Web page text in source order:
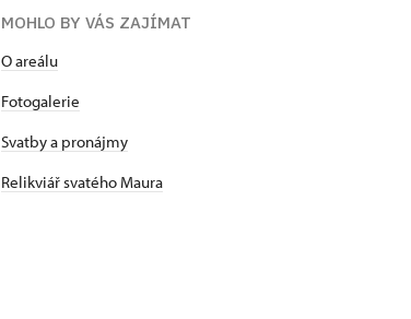
MOHLO BY VÁS ZAJÍMAT
O areálu
Fotogalerie
Svatby a pronájmy
Relikviář svatého Maura